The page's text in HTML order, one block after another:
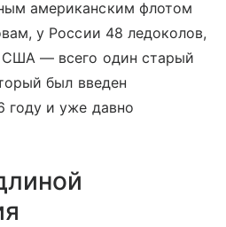
американским флотом
у России 48 ледоколов,
США — всего один старый
был введен
году и уже давно